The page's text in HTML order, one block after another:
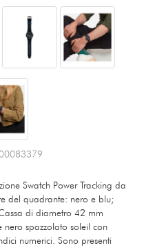
Swatch Power Tracking da
del quadrante: nero e blu;
di diametro 42 mm
nero spazzolato soleil con
numerici. Sono presenti